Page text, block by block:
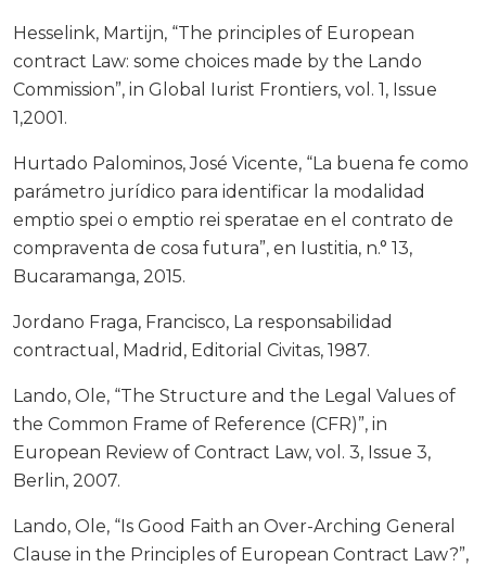
Hesselink, Martijn, “The principles of European
contract Law: some choices made by the Lando
Commission”, in Global Iurist Frontiers, vol. 1, Issue
1,2001.
Hurtado Palominos, José Vicente, “La buena fe como
parámetro jurídico para identificar la modalidad
emptio spei o emptio rei speratae en el contrato de
compraventa de cosa futura”, en Iustitia, n.° 13,
Bucaramanga, 2015.
Jordano Fraga, Francisco, La responsabilidad
contractual, Madrid, Editorial Civitas, 1987.
Lando, Ole, “The Structure and the Legal Values of
the Common Frame of Reference (CFR)”, in
European Review of Contract Law, vol. 3, Issue 3,
Berlin, 2007.
Lando, Ole, “Is Good Faith an Over-Arching General
Clause in the Principles of European Contract Law?”,